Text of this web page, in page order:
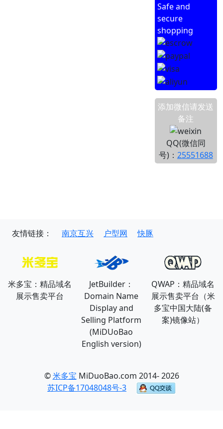
Safe and
secure
shopping
添加微信请发送
备注
QQ(微信同
号)： 25551688
友情链接： 南京互兴 户型网 快豚
米多宝：精品域名
展示售卖平台
JetBuilder：
Domain Name
Display and
Selling Platform
(MiDUoBao
English version)
QWAP：精品域名
展示售卖平台（米
多宝中国大陆(备
案)镜像站）
©米多宝 MiDuoBao.com 2014- 2026
苏ICP备17048048号-3